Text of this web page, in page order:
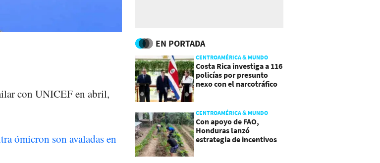
con UNICEF en abril,
ómicron son avaladas en
EN PORTADA
CENTROAMÉRICA & MUNDO
Costa Rica investiga a 116
policías por presunto
nexo con el narcotráfico
CENTROAMÉRICA & MUNDO
Con apoyo de FAO,
Honduras lanzó
estrategia de incentivos